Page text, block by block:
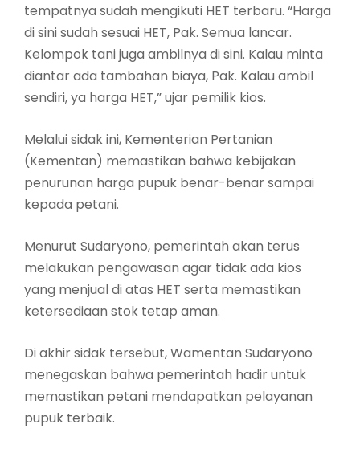
tempatnya sudah mengikuti HET terbaru. “Harga
di sini sudah sesuai HET, Pak. Semua lancar.
Kelompok tani juga ambilnya di sini. Kalau minta
diantar ada tambahan biaya, Pak. Kalau ambil
sendiri, ya harga HET,” ujar pemilik kios.
Melalui sidak ini, Kementerian Pertanian
(Kementan) memastikan bahwa kebijakan
penurunan harga pupuk benar-benar sampai
kepada petani.
Menurut Sudaryono, pemerintah akan terus
melakukan pengawasan agar tidak ada kios
yang menjual di atas HET serta memastikan
ketersediaan stok tetap aman.
Di akhir sidak tersebut, Wamentan Sudaryono
menegaskan bahwa pemerintah hadir untuk
memastikan petani mendapatkan pelayanan
pupuk terbaik.